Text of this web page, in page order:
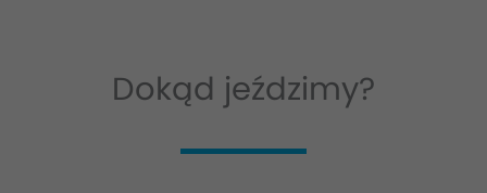
Dokąd jeździmy?